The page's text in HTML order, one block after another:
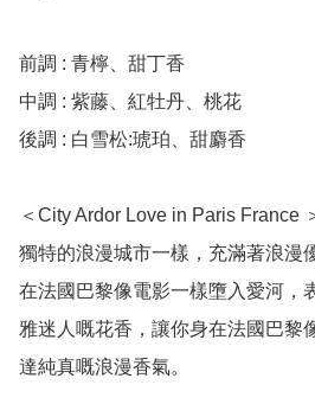
前調 : 青檸、甜丁香
中調 : 紫藤、紅牡丹、桃花
後調 : 白雪松:琥珀、甜麝香
＜City Ardor Love in Paris France
獨特的浪漫城市一樣，充滿著浪漫
在法國巴黎像電影一樣墮入愛河，
雅迷人嘅花香，讓你身在法國巴黎
達純真嘅浪漫香氣。